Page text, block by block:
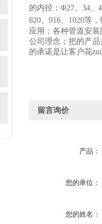
的内径：Φ27、34、
820、916、1020等
应用：各种管道安装
公司理念；把的产
的承诺是让客户花
留言询价
产品：
您的单位：
您的姓名：